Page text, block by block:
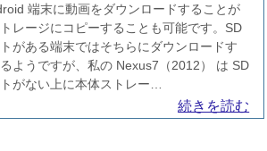
端末に動画をダウンロードすることが
レージにコピーすることも可能です。SD
がある端末ではそちらにダウンロードす
ようですが、私の Nexus7（2012） は SD
がない上に本体ストレー…
続きを読む